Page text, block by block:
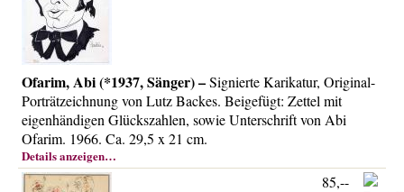
Ofarim, Abi (*1937, Sänger) –Signierte Karikatur, Original-
Porträtzeichnung von Lutz Backes. Beigefügt: Zettel mit
eigenhändigen Glückszahlen, sowie Unterschrift von Abi
Ofarim. 1966. Ca. 29,5 x 21 cm.
Details anzeigen…
85,--